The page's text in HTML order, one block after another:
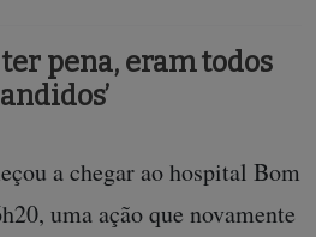
ter pena, eram todos
a chegar ao hospital Bom
uma ação que novamente